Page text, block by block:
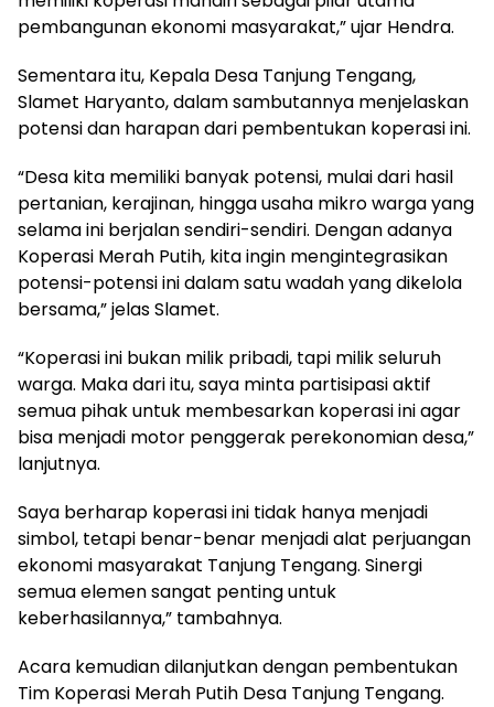
pembangunan ekonomi masyarakat,” ujar Hendra.
Sementara itu, Kepala Desa Tanjung Tengang,
Slamet Haryanto, dalam sambutannya menjelaskan
potensi dan harapan dari pembentukan koperasi ini.
“Desa kita memiliki banyak potensi, mulai dari hasil
pertanian, kerajinan, hingga usaha mikro warga yang
selama ini berjalan sendiri-sendiri. Dengan adanya
Koperasi Merah Putih, kita ingin mengintegrasikan
potensi-potensi ini dalam satu wadah yang dikelola
bersama,” jelas Slamet.
“Koperasi ini bukan milik pribadi, tapi milik seluruh
warga. Maka dari itu, saya minta partisipasi aktif
semua pihak untuk membesarkan koperasi ini agar
bisa menjadi motor penggerak perekonomian desa,”
lanjutnya.
Saya berharap koperasi ini tidak hanya menjadi
simbol, tetapi benar-benar menjadi alat perjuangan
ekonomi masyarakat Tanjung Tengang. Sinergi
semua elemen sangat penting untuk
keberhasilannya,” tambahnya.
Acara kemudian dilanjutkan dengan pembentukan
Tim Koperasi Merah Putih Desa Tanjung Tengang.